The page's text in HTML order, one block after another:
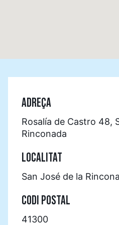
ADREÇA
Rosalía de Castro 48,
Rinconada
LOCALITAT
San José de la
CODI POSTAL
41300